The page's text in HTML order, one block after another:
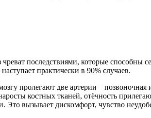
последствиями, которые способны
практически в 90% случаев.
пролегают две артерии – позвоночная
костных тканей, отёчность
вызывает дискомфорт, чувство